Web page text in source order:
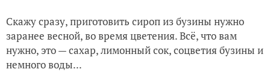
Скажу сразу, приготовить сироп из бузины нужно
заранее весной, во время цветения. Всё, что вам
нужно, это — сахар, лимонный сок, соцветия бузины и
немного воды...